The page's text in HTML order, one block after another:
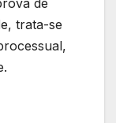
trata-se